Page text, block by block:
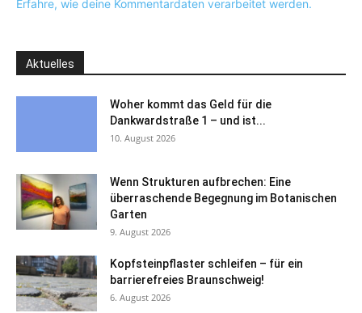
Erfahre, wie deine Kommentardaten verarbeitet werden.
Aktuelles
Woher kommt das Geld für die
Dankwardstraße 1 – und ist...
10. August 2026
Wenn Strukturen aufbrechen: Eine
überraschende Begegnung im Botanischen
Garten
9. August 2026
Kopfsteinpflaster schleifen – für ein
barrierefreies Braunschweig!
6. August 2026